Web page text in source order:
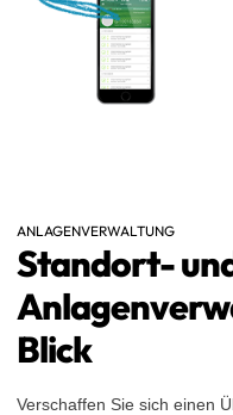
ANLAGENVERWALTUNG
Standort-
Blick
Verschaffen Sie sich einen